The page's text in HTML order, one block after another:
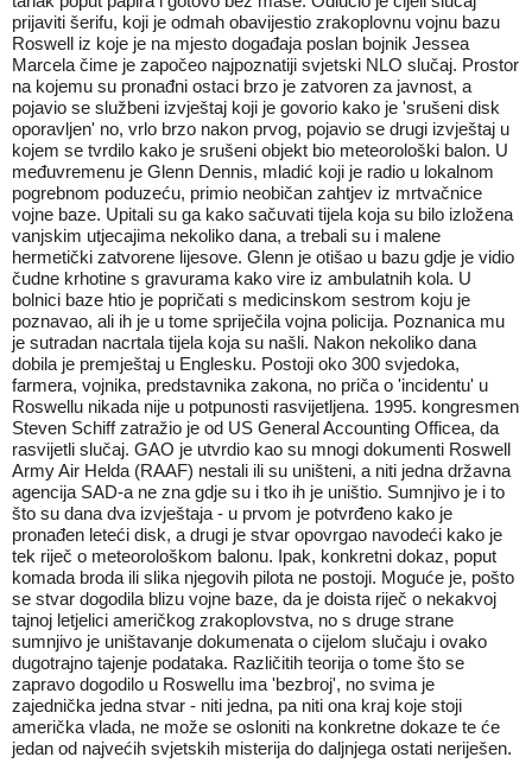
prijaviti šerifu, koji je odmah obavijestio zrakoplovnu vojnu bazu
Roswell iz koje je na mjesto događaja poslan bojnik Jessea
Marcela čime je započeo najpoznatiji svjetski NLO slučaj. Prostor
na kojemu su pronađni ostaci brzo je zatvoren za javnost, a
pojavio se službeni izvještaj koji je govorio kako je 'srušeni disk
oporavljen' no, vrlo brzo nakon prvog, pojavio se drugi izvještaj u
kojem se tvrdilo kako je srušeni objekt bio meteorološki balon. U
međuvremenu je Glenn Dennis, mladić koji je radio u lokalnom
pogrebnom poduzeću, primio neobičan zahtjev iz mrtvačnice
vojne baze. Upitali su ga kako sačuvati tijela koja su bilo izložena
vanjskim utjecajima nekoliko dana, a trebali su i malene
hermetički zatvorene lijesove. Glenn je otišao u bazu gdje je vidio
čudne krhotine s gravurama kako vire iz ambulatnih kola. U
bolnici baze htio je popričati s medicinskom sestrom koju je
poznavao, ali ih je u tome spriječila vojna policija. Poznanica mu
je sutradan nacrtala tijela koja su našli. Nakon nekoliko dana
dobila je premještaj u Englesku. Postoji oko 300 svjedoka,
farmera, vojnika, predstavnika zakona, no priča o 'incidentu' u
Roswellu nikada nije u potpunosti rasvijetljena. 1995. kongresmen
Steven Schiff zatražio je od US General Accounting Officea, da
rasvijetli slučaj. GAO je utvrdio kao su mnogi dokumenti Roswell
Army Air Helda (RAAF) nestali ili su uništeni, a niti jedna državna
agencija SAD-a ne zna gdje su i tko ih je uništio. Sumnjivo je i to
što su dana dva izvještaja - u prvom je potvrđeno kako je
pronađen leteći disk, a drugi je stvar opovrgao navodeći kako je
tek riječ o meteorološkom balonu. Ipak, konkretni dokaz, poput
komada broda ili slika njegovih pilota ne postoji. Moguće je, pošto
se stvar dogodila blizu vojne baze, da je doista riječ o nekakvoj
tajnoj letjelici američkog zrakoplovstva, no s druge strane
sumnjivo je uništavanje dokumenata o cijelom slučaju i ovako
dugotrajno tajenje podataka. Različitih teorija o tome što se
zapravo dogodilo u Roswellu ima 'bezbroj', no svima je
zajednička jedna stvar - niti jedna, pa niti ona kraj koje stoji
američka vlada, ne može se osloniti na konkretne dokaze te će
jedan od najvećih svjetskih misterija do daljnjega ostati neriješen.